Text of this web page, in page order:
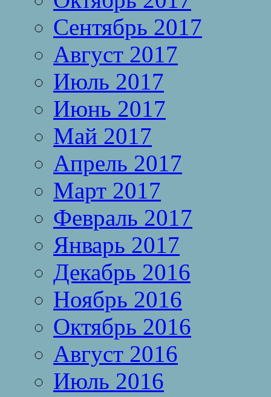
Сентябрь 2017
Август 2017
Июль 2017
Июнь 2017
Май 2017
Апрель 2017
Март 2017
Февраль 2017
Январь 2017
Декабрь 2016
Ноябрь 2016
Октябрь 2016
Август 2016
Июль 2016